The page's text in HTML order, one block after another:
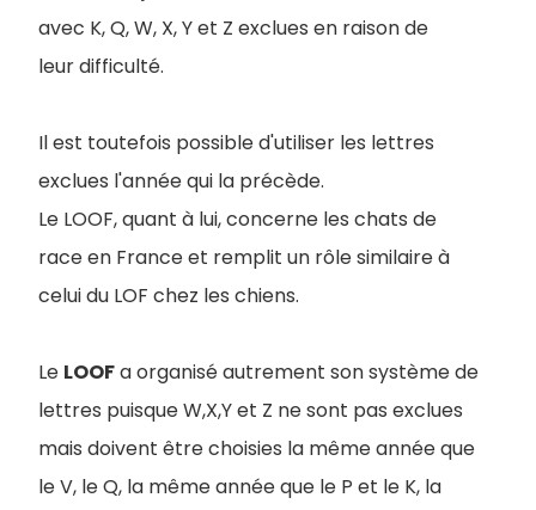
avec K, Q, W, X, Y et Z exclues en raison de
leur difficulté.
Il est toutefois possible d'utiliser les lettres
exclues l'année qui la précède.
Le LOOF, quant à lui, concerne les chats de
race en France et remplit un rôle similaire à
celui du LOF chez les chiens.
Le LOOFa organisé autrement son système de
lettres puisque W,X,Y et Z ne sont pas exclues
mais doivent être choisies la même année que
le V, le Q, la même année que le P et le K, la